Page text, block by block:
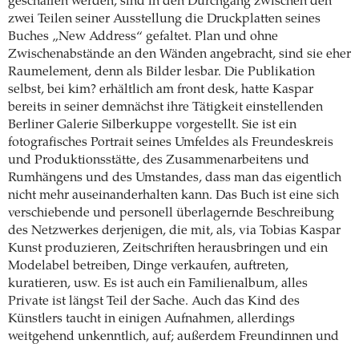
zwei Teilen seiner Ausstellung die Druckplatten seines
Buches „New Address“ gefaltet. Plan und ohne
Zwischenabstände an den Wänden angebracht, sind sie eher
Raumelement, denn als Bilder lesbar. Die Publikation
selbst, bei kim? erhältlich am front desk, hatte Kaspar
bereits in seiner demnächst ihre Tätigkeit einstellenden
Berliner Galerie Silberkuppe vorgestellt. Sie ist ein
fotografisches Portrait seines Umfeldes als Freundeskreis
und Produktionsstätte, des Zusammenarbeitens und
Rumhängens und des Umstandes, dass man das eigentlich
nicht mehr auseinanderhalten kann. Das Buch ist eine sich
verschiebende und personell überlagernde Beschreibung
des Netzwerkes derjenigen, die mit, als, via Tobias Kaspar
Kunst produzieren, Zeitschriften herausbringen und ein
Modelabel betreiben, Dinge verkaufen, auftreten,
kuratieren, usw. Es ist auch ein Familienalbum, alles
Private ist längst Teil der Sache. Auch das Kind des
Künstlers taucht in einigen Aufnahmen, allerdings
weitgehend unkenntlich, auf; außerdem Freundinnen und